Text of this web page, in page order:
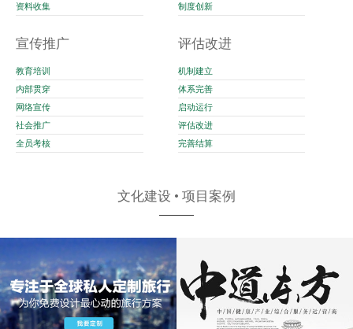
资料收集
制度创新
宣传推广
教育培训
内部贯穿
网络宣传
社会推广
全员考核
评估改进
机制建立
体系完善
启动运行
评估改进
完善结算
文化建设 • 项目案例